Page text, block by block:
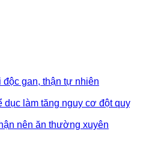
độc gan, thận tự nhiên
dục làm tăng nguy cơ đột quỵ
nên ăn thường xuyên